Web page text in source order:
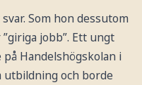
Som hon dessutom
jobb”. Ett ungt
Handelshögskolan i
utbildning och borde